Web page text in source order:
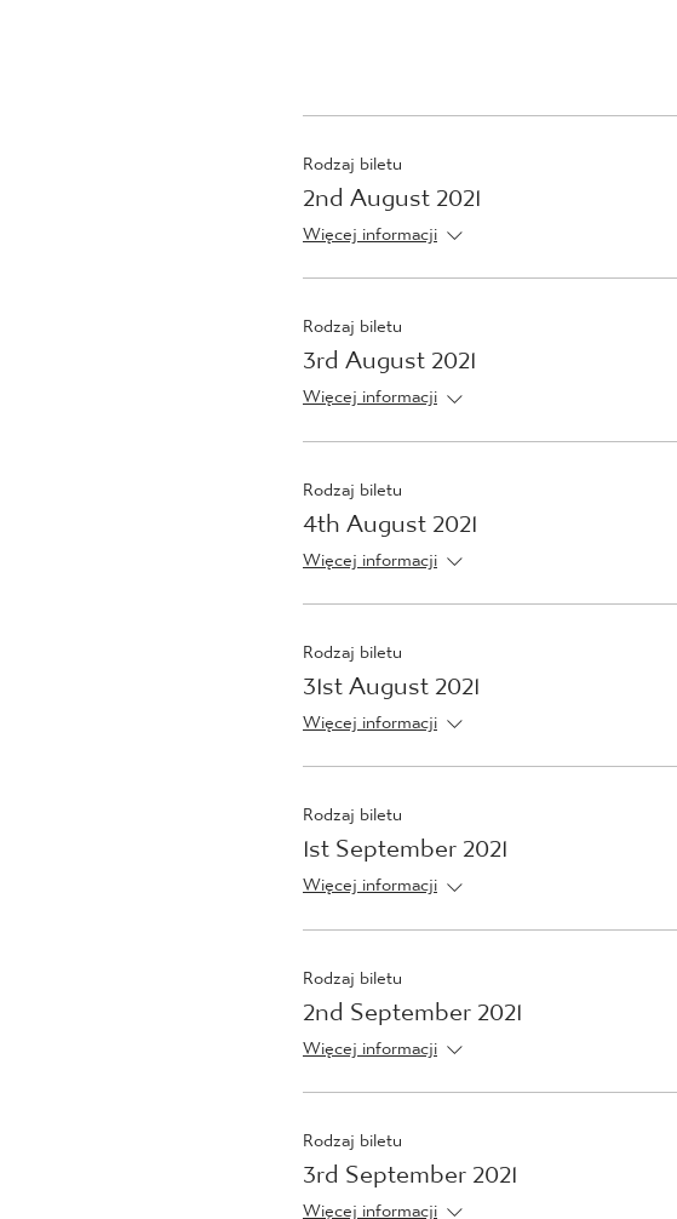
Rodzaj biletu
2nd August 2021
Więcej informacji
Rodzaj biletu
3rd August 2021
Więcej informacji
Rodzaj biletu
4th August 2021
Więcej informacji
Rodzaj biletu
31st August 2021
Więcej informacji
Rodzaj biletu
1st September 2021
Więcej informacji
Rodzaj biletu
2nd September 2021
Więcej informacji
Rodzaj biletu
3rd September 2021
Więcej informacji